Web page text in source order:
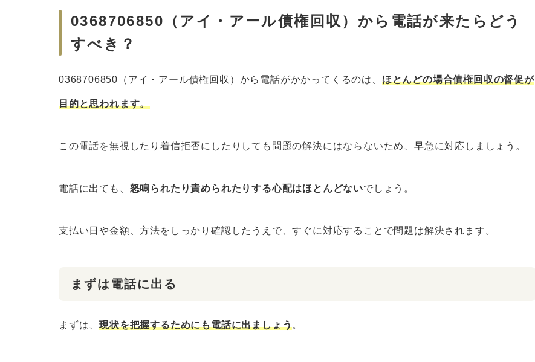
0368706850（アイ・アール債権回収）から電話が来たらどう
すべき？
0368706850（アイ・アール債権回収）から電話がかかってくるのは、 ほとんどの場合債権回収の督促が
目的と思われます。
この電話を無視したり着信拒否にしたりしても問題の解決にはならないため、早急に対応しましょう。
電話に出ても、 怒鳴られたり責められたりする心配はほとんどないでしょう。
支払い日や金額、方法をしっかり確認したうえで、すぐに対応することで問題は解決されます。
まずは電話に出る
まずは、現状を把握するためにも電話に出ましょう。